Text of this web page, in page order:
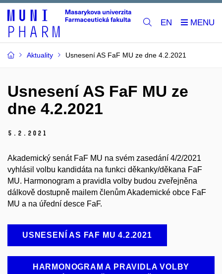
EN
Aktuality Usnesení AS FaF MU ze dne 4.2.2021
Usnesení AS FaF MU ze
dne 4.2.2021
5. 2. 2021
Akademický senát FaF MU na svém zasedání 4/2/2021
vyhlásil volbu kandidáta na funkci děkanky/děkana FaF
MU. Harmonogram a pravidla volby budou zveřejněna
dálkově dostupně mailem členům Akademické obce FaF
MU a na úřední desce FaF.
USNESENÍ AS FAF MU 4.2.2021
HARMONOGRAM A PRAVIDLA VOLBY